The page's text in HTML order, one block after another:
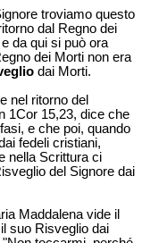
troviamo questo
dal Regno dei
da qui si può ora
dei Morti non era
dai Morti.
nel ritorno del
1Cor 15,23, dice che
e che poi, quando
fedeli cristiani,
nella Scrittura ci
del Signore dai
Maddalena vide il
suo Risveglio dai